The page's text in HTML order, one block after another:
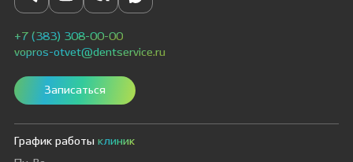
+7 (383) 308-00-00
vopros-otvet@dentservice.ru
Записаться
График работы клиник